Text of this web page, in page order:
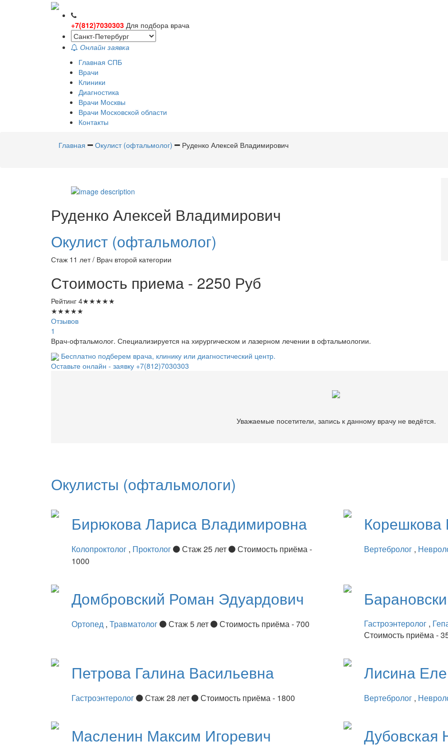
+7(812)7030303 Для подбора врача
Онлайн заявка
Главная СПБ
Врачи
Клиники
Диагностика
Врачи Москвы
Врачи Московской области
Контакты
Главная Окулист (офтальмолог) Руденко Алексей Владимирович
Руденко Алексей Владимирович
Окулист (офтальмолог)
Стаж 11 лет / Врач второй категории
Стоимость приема - 2250 Руб
Рейтинг 4★★★★★
★★★★★
Отзывов
1
Врач-офтальмолог. Специализируется на хирургическом и лазерном лечении в офтальмологии.
Бесплатно подберем врача, клинику или диагностический центр.
Оставьте онлайн - заявку +7(812)7030303
Уважаемые посетители, запись к данному врачу не ведётся.
Окулисты (офтальмологи)
БирюковаЛариса Владимировна
Колопроктолог , Проктолог Стаж 25 лет
Стоимость приёма -
1000
Корешкова
Вертебролог ,
Домбровский Роман Эдуардович
Ортопед , Травматолог Стаж 5 лет Стоимость приёма - 700 Гастроэнтеролог ,
Стоимость приёма -
Петрова Галина Васильевна
Гастроэнтеролог Стаж 28 лет Стоимость приёма - 1800
Лисина
Вертебролог ,
Масленин Максим Игоревич Дубовская